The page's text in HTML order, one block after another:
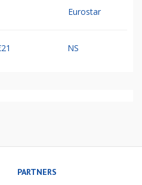
Eurostar
NS
PARTNERS